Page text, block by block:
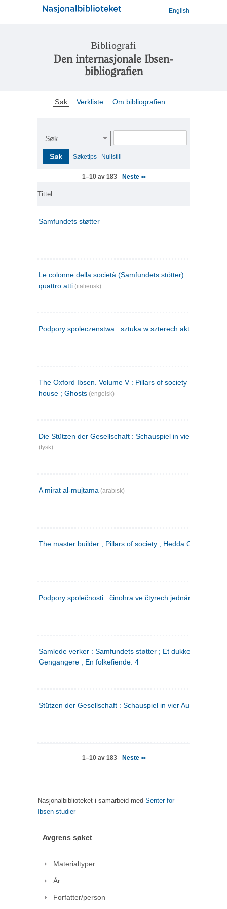
English
Bibliografi
Den internasjonale Ibsen-
bibliografien
Søk Verkliste Om bibliografien
Søk
Søk Søketips Nullstill
1–10 av 183 Neste >>
Tittel
Samfundets støtter
Le colonne della società (Samfundets stötter) : commedia
quattro atti (italiensk)
Podpory spoleczenstwa : sztuka w szterech aktach
The Oxford Ibsen. Volume V : Pillars of society ; A doll's
house ; Ghosts (engelsk)
Die Stützen der Gesellschaft : Schauspiel in vier Aufzügen
(tysk)
A mirat al-mujtama (arabisk)
The master builder ; Pillars of society ; Hedda Gabler
Podpory společnosti : činohra ve čtyrech jednáních
Samlede verker : Samfundets støtter ; Et dukkehjem ;
Gengangere ; En folkefiende. 4
Stützen der Gesellschaft : Schauspiel in vier Aufzügen
1–10 av 183 Neste >>
Nasjonalbiblioteket i samarbeid med Senter for
Ibsen-studier
Avgrens søket
Materialtyper
År
Forfatter/person